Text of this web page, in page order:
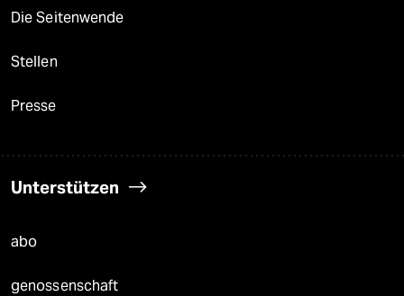
Die Seitenwende
Stellen
Presse
Unterstützen
abo
genossenschaft